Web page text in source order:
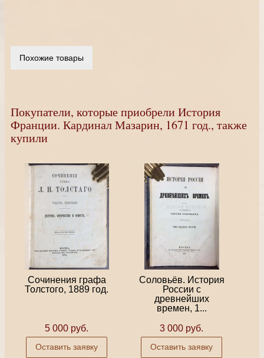
Похожие товары
Покупатели, которые приобрели История
Франции. Кардинал Мазарин, 1671 год., также
купили
Сочинения графа
Толстого, 1889 год.
5 000 руб.
Оставить заявку
Соловьёв. История
России с
древнейших
времен, 1...
3 000 руб.
Оставить заявку